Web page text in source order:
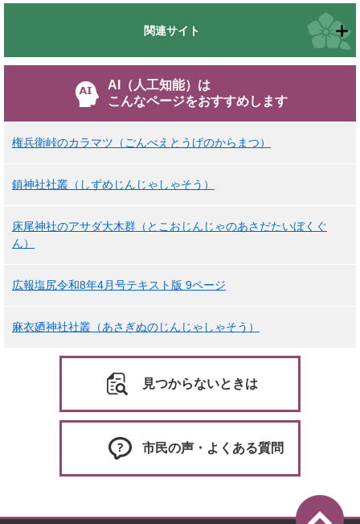
関連サイト
AI（人工知能）は
こんなページをおすすめします
権兵衛峠のカラマツ（ごんべえとうげのからまつ）
鎮神社社叢（しずめじんじゃしゃそう）
床尾神社のアサダ大木群（とこおじんじゃのあさだたいぼくぐ
ん）
広報塩尻令和8年4月号テキスト版 9ページ
麻衣廼神社社叢（あさぎぬのじんじゃしゃそう）
見つからないときは
市民の声・よくある質問